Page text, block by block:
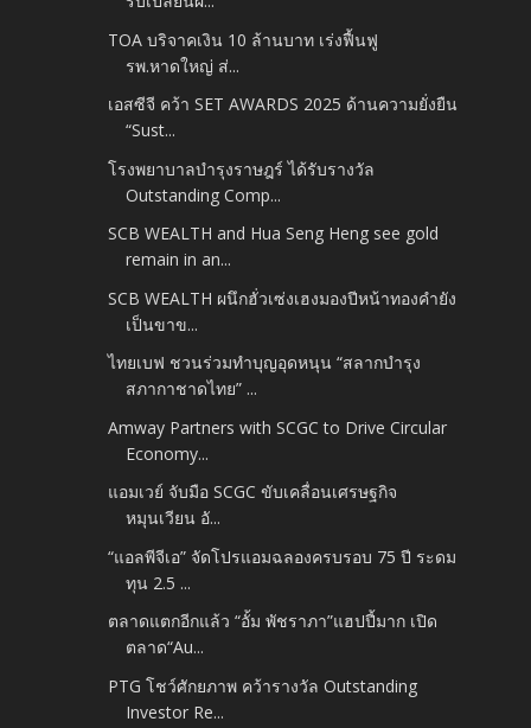
TOA บริจาคเงิน 10 ล้านบาท เร่งฟื้นฟู
รพ.หาดใหญ่ ส่...
เอสซีจี คว้า SET AWARDS 2025 ด้านความยั่งยืน
“Sust...
โรงพยาบาลบำรุงราษฎร์ ได้รับรางวัล
Outstanding Comp...
SCB WEALTH and Hua Seng Heng see gold
remain in an...
SCB WEALTH ผนึกฮั่วเซ่งเฮงมองปีหน้าทองคำยัง
เป็นขาข...
ไทยเบฟ ชวนร่วมทำบุญอุดหนุน “สลากบำรุง
สภากาชาดไทย” ...
Amway Partners with SCGC to Drive Circular
Economy...
แอมเวย์ จับมือ SCGC ขับเคลื่อนเศรษฐกิจ
หมุนเวียน อั...
“แอลพีจีเอ” จัดโปรแอมฉลองครบรอบ 75 ปี ระดม
ทุน 2.5 ...
ตลาดแตกอีกแล้ว “อั้ม พัชราภา”แฮปปี้มาก เปิด
ตลาด“Au...
PTG โชว์ศักยภาพ คว้ารางวัล Outstanding
Investor Re...